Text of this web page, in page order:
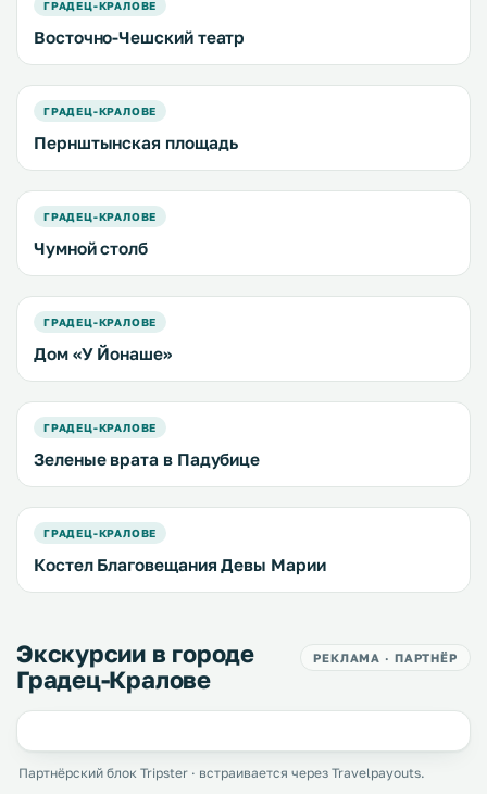
ГРАДЕЦ-КРАЛОВЕ
Восточно-Чешский театр
ГРАДЕЦ-КРАЛОВЕ
Пернштынская площадь
ГРАДЕЦ-КРАЛОВЕ
Чумной столб
ГРАДЕЦ-КРАЛОВЕ
Дом «У Йонаше»
ГРАДЕЦ-КРАЛОВЕ
Зеленые врата в Падубице
ГРАДЕЦ-КРАЛОВЕ
Костел Благовещания Девы Марии
Экскурсии в городе
Градец-Кралове
РЕКЛАМА · ПАРТНЁР
Партнёрский блок Tripster · встраивается через Travelpayouts.